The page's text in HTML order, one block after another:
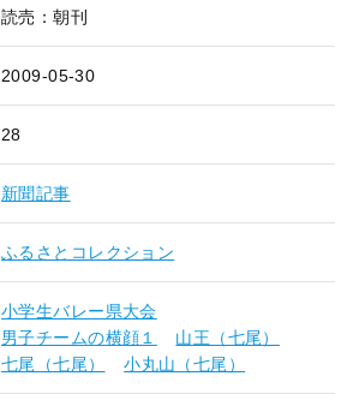
読売：朝刊
2009-05-30
28
新聞記事
ふるさとコレクション
小学生バレー県大会
男子チームの横顔１
山王（七尾）
七尾（七尾）
小丸山（七尾）